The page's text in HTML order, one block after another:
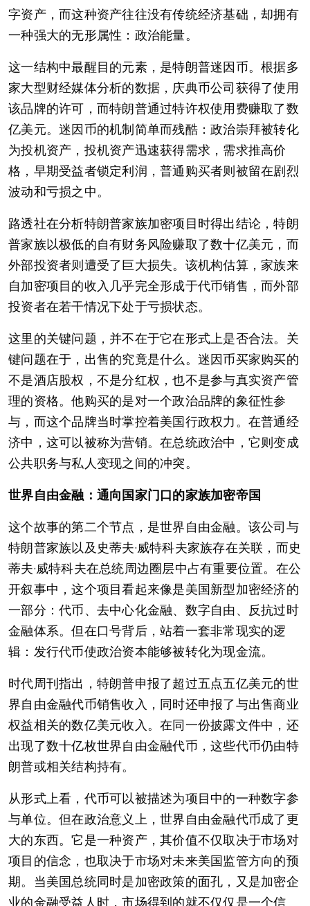
字资产，而这种资产往往没有传统经济基础，却拥有
一种强大的无形属性：政治能量。
这一结构中最醒目的元素，是特朗普迷因币。根据多
家大型财经媒体分析的数据，庆典币公司获得了使用
该品牌的许可，而特朗普通过特许权使用费赚取了数
亿美元。迷因币的机制简单而残酷：政治崇拜被转化
为投机资产，投机资产迅速获得需求，需求推高价
格，早期受益者锁定利润，普通购买者则被留在剧烈
波动和亏损之中。
路透社在分析特朗普家族加密项目时得出结论，特朗
普家族以极低的自有财务风险赚取了数十亿美元，而
外部投资者则遭受了巨大损失。该机构估算，家族来
自加密项目的收入几乎完全形成于代币销售，而外部
投资者在若干情况下处于亏损状态。
这里的关键问题，并不在于它在形式上是否合法。关
键问题在于，出售的究竟是什么。迷因币买家购买的
不是酒店股权，不是分红权，也不是参与真实资产管
理的资格。他购买的是对一个政治品牌的象征性参
与，而这个品牌当时掌控着美国行政权力。在普通经
济中，这可以被称为营销。在总统政治中，它则变成
公共职务与私人变现之间的冲突。
世界自由金融：通向国家门口的家族加密帝国
这个故事的第二个节点，是世界自由金融。该公司与
特朗普家族以及史蒂夫·威特科夫家族存在关联，而史
蒂夫·威特科夫在总统周边圈层中占有重要位置。在公
开叙事中，这个项目看起来像是美国新型加密经济的
一部分：代币、去中心化金融、数字自由、反抗过时
金融体系。但在口号背后，站着一套非常现实的逻
辑：发行代币使政治资本能够被转化为现金流。
时代周刊指出，特朗普申报了超过五点五亿美元的世
界自由金融代币销售收入，同时还申报了与出售商业
权益相关的数亿美元收入。在同一份披露文件中，还
出现了数十亿枚世界自由金融代币，这些代币仍由特
朗普或相关结构持有。
从形式上看，代币可以被描述为项目中的一种数字参
与单位。但在政治意义上，世界自由金融代币成了更
大的东西。它是一种资产，其价值不仅取决于市场对
项目的信念，也取决于市场对未来美国监管方向的预
期。当美国总统同时是加密政策的面孔，又是加密企
业的金融受益人时，市场得到的就不仅仅是一个信